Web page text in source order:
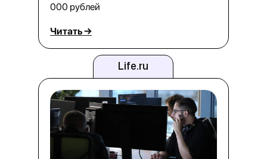
Читать →
000 рублей
Life.ru